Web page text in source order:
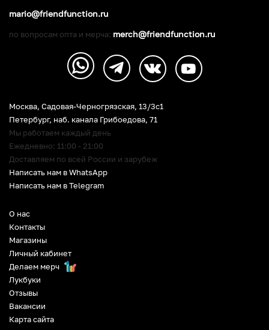
О нас
Контакты
Магазины
Личный кабинет
Делаем мерч
Лукбуки
Отзывы
Вакансии
Карта сайта
Москва, Садовая-Черногрязская, 13/3c1
Петербург, наб. канала Грибоедова, 71
Мы работаем каждый день
Ежедневно: 11:00 - 21:00
Доставляем по всей России и зарубеж
Написать нам в WhatsApp
Написать нам в Telegram
mario@friendfunction.ru
по вопросам опта и мерча: merch@friendfunction.ru